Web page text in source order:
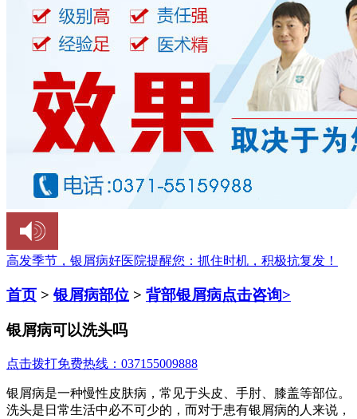
高发季节，银屑病好医院提醒您： 抓住时机，积极抗复发！
首页 >银屑病部位 > 背部银屑病点击咨询>
银屑病可以洗头吗
点击拨打免费热线：037155009888
银屑病是一种慢性皮肤病，常见于头皮、手肘、膝盖等部位。
洗头是日常生活中必不可少的，而对于患有银屑病的人来说，